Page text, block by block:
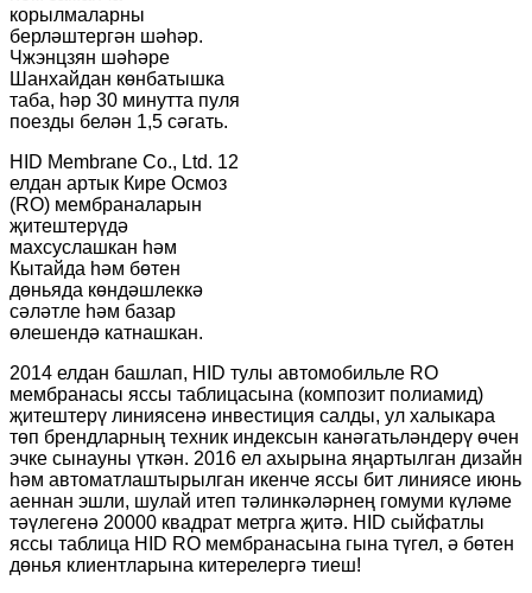
корылмаларны
берләштергән шәһәр.
Чжэнцзян шәһәре
Шанхайдан көнбатышка
таба, һәр 30 минутта пуля
поезды белән 1,5 сәгать.
HID Membrane Co., Ltd. 12
елдан артык Кире Осмоз
(RO) мембраналарын
җитештерүдә
махсуслашкан һәм
Кытайда һәм бөтен
дөньяда көндәшлеккә
сәләтле һәм базар
өлешендә катнашкан.
2014 елдан башлап, HID тулы автомобильле RO
мембранасы яссы таблицасына (композит полиамид)
җитештерү линиясенә инвестиция салды, ул халыкара
төп брендларның техник индексын канәгатьләндерү өчен
эчке сынауны үткән. 2016 ел ахырына яңартылган дизайн
һәм автоматлаштырылган икенче яссы бит линиясе июнь
аеннан эшли, шулай итеп тәлинкәләрнең гомуми күләме
тәүлегенә 20000 квадрат метрга җитә. HID сыйфатлы
яссы таблица HID RO мембранасына гына түгел, ә бөтен
дөнья клиентларына китерелергә тиеш!